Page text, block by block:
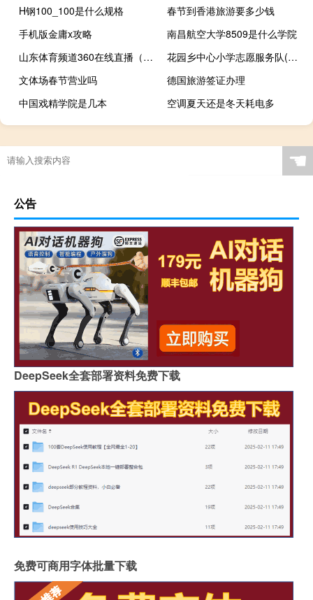
H钢100_100是什么规格
春节到香港旅游要多少钱
手机版金庸x攻略
南昌航空大学8509是什么学院
山东体育频道360在线直播（山东体育在线直播360）
花园乡中心小学志愿服务队(关于花园乡中心小学志愿服务队简述)
文体场春节营业吗
德国旅游签证办理
中国戏精学院是几本
空调夏天还是冬天耗电多
☚
公告
DeepSeek全套部署资料免费下载
免费可商用字体批量下载